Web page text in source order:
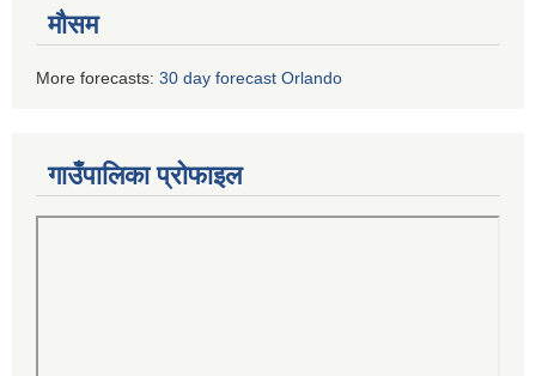
मौसम
More forecasts: 30 day forecast Orlando
गाउँपालिका प्रोफाइल